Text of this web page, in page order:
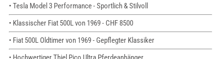
• Tesla Model 3 Performance - Sportlich & Stilvoll
• Klassischer Fiat 500L von 1969 - CHF 8500
• Fiat 500L Oldtimer von 1969 - Gepflegter Klassiker